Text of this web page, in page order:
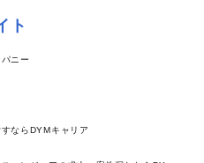
ト
ニー
ならDYMキャリア